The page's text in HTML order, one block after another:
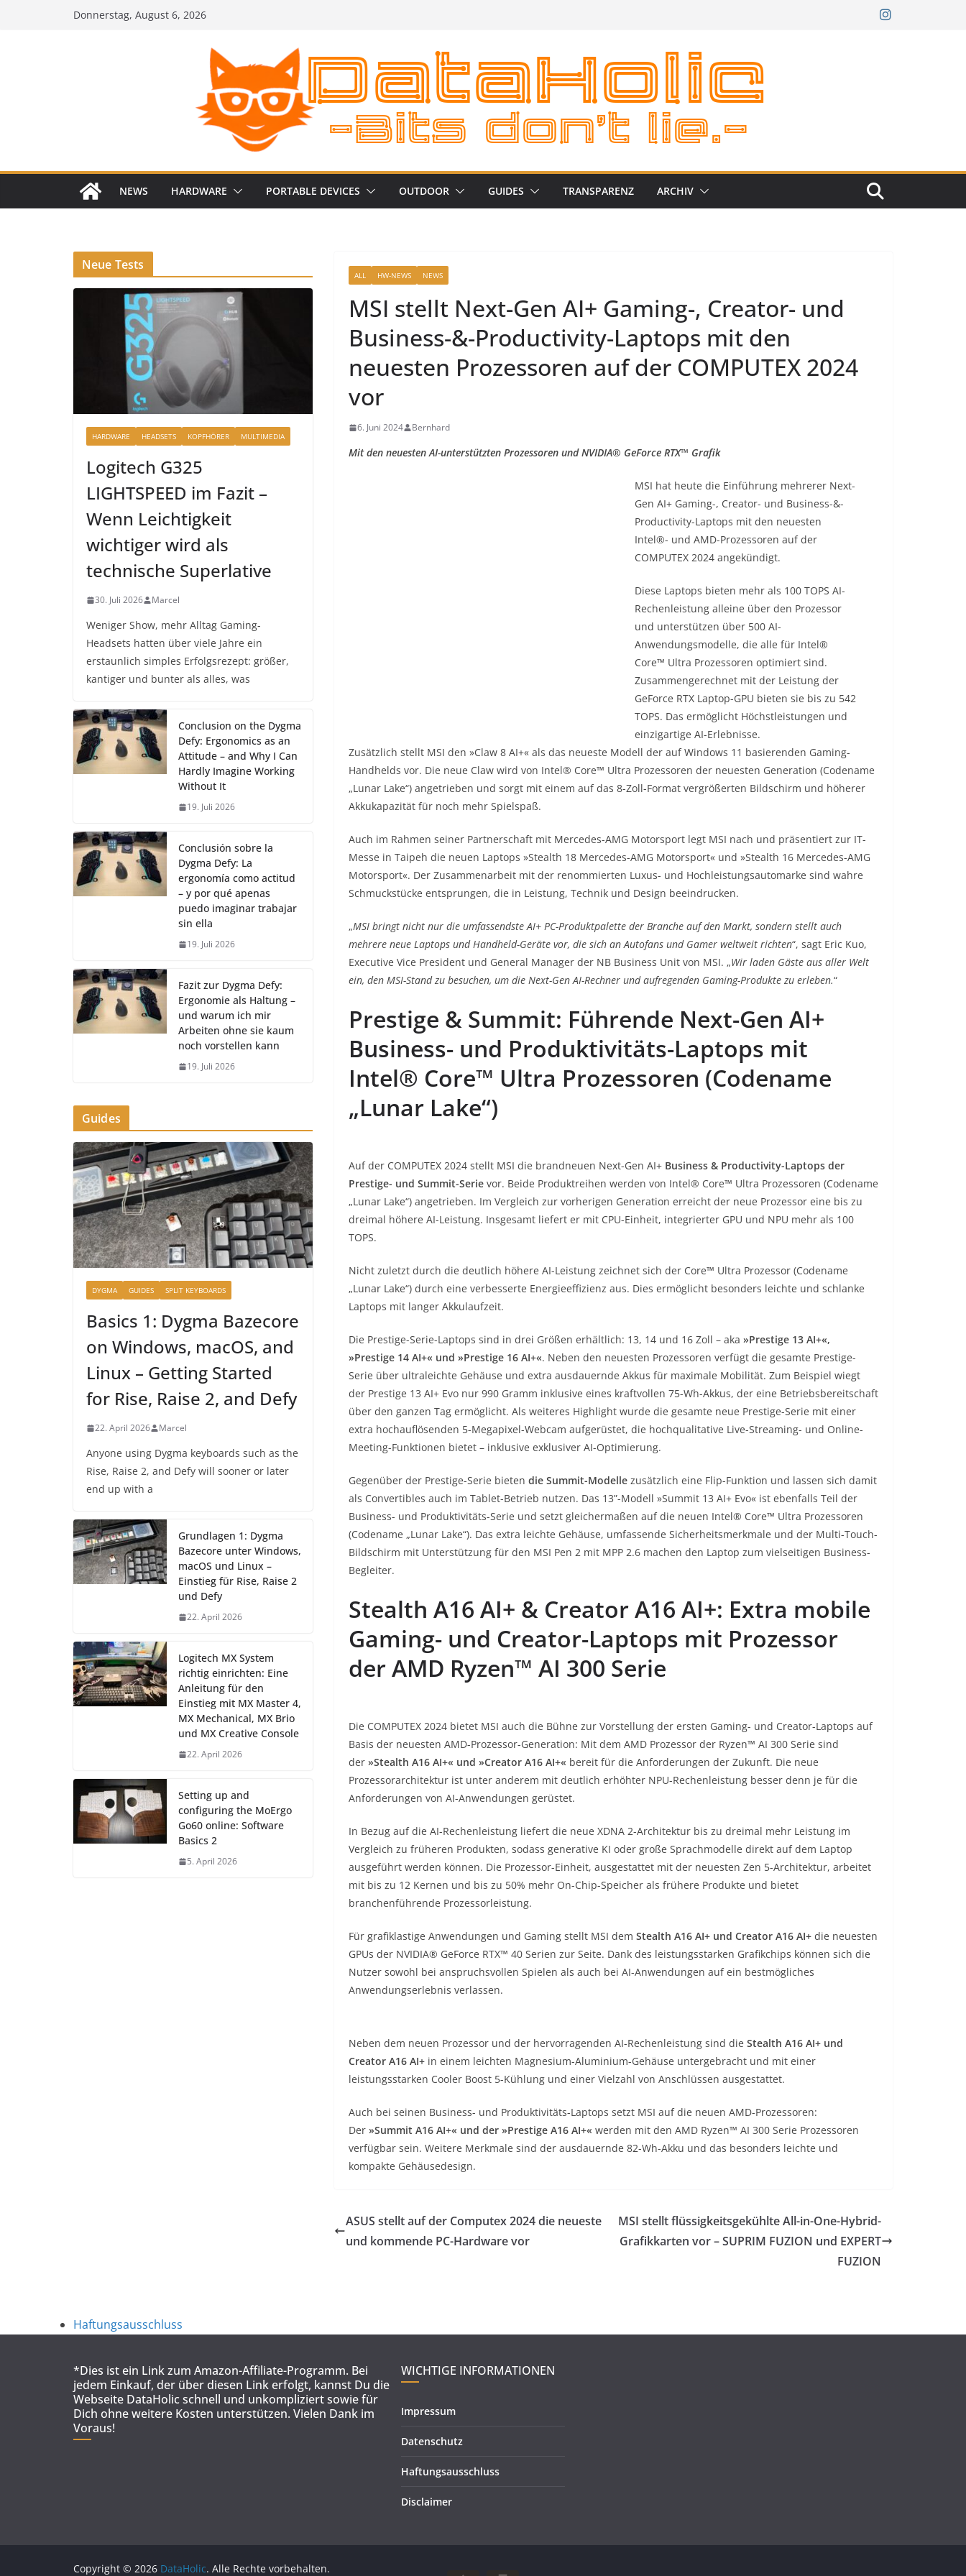
Donnerstag, August 6, 2026
NEWS HARDWARE PORTABLE DEVICES OUTDOOR GUIDES TRANSPARENZ ARCHIV
ALL HW-NEWS NEWS
MSI stellt Next-Gen AI+ Gaming-, Creator- und
Business-&-Productivity-Laptops mit den
neuesten Prozessoren auf der COMPUTEX 2024
vor
6. Juni 2024 Bernhard
Mit den neuesten AI-unterstützten Prozessoren und NVIDIA® GeForce RTX™ Grafik
MSI hat heute die Einführung mehrerer Next-
Gen AI+ Gaming-, Creator- und Business-&-
Productivity-Laptops mit den neuesten
Intel®- und AMD-Prozessoren auf der
COMPUTEX 2024 angekündigt.
Diese Laptops bieten mehr als 100 TOPS AI-
Rechenleistung alleine über den Prozessor
und unterstützen über 500 AI-
Anwendungsmodelle, die alle für Intel®
Core™ Ultra Prozessoren optimiert sind.
Zusammengerechnet mit der Leistung der
GeForce RTX Laptop-GPU bieten sie bis zu 542
TOPS. Das ermöglicht Höchstleistungen und
einzigartige AI-Erlebnisse.
Zusätzlich stellt MSI den »Claw 8 AI+« als das neueste Modell der auf Windows 11 basierenden Gaming-
Handhelds vor. Die neue Claw wird von Intel® Core™ Ultra Prozessoren der neuesten Generation (Codename
„Lunar Lake“) angetrieben und sorgt mit einem auf das 8-Zoll-Format vergrößerten Bildschirm und höherer
Akkukapazität für noch mehr Spielspaß.
Auch im Rahmen seiner Partnerschaft mit Mercedes-AMG Motorsport legt MSI nach und präsentiert zur IT-
Messe in Taipeh die neuen Laptops »Stealth 18 Mercedes-AMG Motorsport« und »Stealth 16 Mercedes-AMG
Motorsport«. Der Zusammenarbeit mit der renommierten Luxus- und Hochleistungsautomarke sind wahre
Schmuckstücke entsprungen, die in Leistung, Technik und Design beeindrucken.
„MSI bringt nicht nur die umfassendste AI+ PC-Produktpalette der Branche auf den Markt, sondern stellt auch
mehrere neue Laptops und Handheld-Geräte vor, die sich an Autofans und Gamer weltweit richten“, sagt Eric Kuo,
Executive Vice President und General Manager der NB Business Unit von MSI. „Wir laden Gäste aus aller Welt
ein, den MSI-Stand zu besuchen, um die Next-Gen AI-Rechner und aufregenden Gaming-Produkte zu erleben.“
Prestige & Summit: Führende Next-Gen AI+
Business- und Produktivitäts-Laptops mit
Intel® Core™ Ultra Prozessoren (Codename
„Lunar Lake“)
Auf der COMPUTEX 2024 stellt MSI die brandneuen Next-Gen AI+ Business & Productivity-Laptops der
Prestige- und Summit-Serie vor. Beide Produktreihen werden von Intel® Core™ Ultra Prozessoren (Codename
„Lunar Lake“) angetrieben. Im Vergleich zur vorherigen Generation erreicht der neue Prozessor eine bis zu
dreimal höhere AI-Leistung. Insgesamt liefert er mit CPU-Einheit, integrierter GPU und NPU mehr als 100
TOPS.
Nicht zuletzt durch die deutlich höhere AI-Leistung zeichnet sich der Core™ Ultra Prozessor (Codename
„Lunar Lake“) durch eine verbesserte Energieeffizienz aus. Dies ermöglicht besonders leichte und schlanke
Laptops mit langer Akkulaufzeit.
Die Prestige-Serie-Laptops sind in drei Größen erhältlich: 13, 14 und 16 Zoll – aka »Prestige 13 AI+«,
»Prestige 14 AI+« und »Prestige 16 AI+«. Neben den neuesten Prozessoren verfügt die gesamte Prestige-
Serie über ultraleichte Gehäuse und extra ausdauernde Akkus für maximale Mobilität. Zum Beispiel wiegt
der Prestige 13 AI+ Evo nur 990 Gramm inklusive eines kraftvollen 75-Wh-Akkus, der eine Betriebsbereitschaft
über den ganzen Tag ermöglicht. Als weiteres Highlight wurde die gesamte neue Prestige-Serie mit einer
extra hochauflösenden 5-Megapixel-Webcam aufgerüstet, die hochqualitative Live-Streaming- und Online-
Meeting-Funktionen bietet – inklusive exklusiver AI-Optimierung.
Gegenüber der Prestige-Serie bieten die Summit-Modelle zusätzlich eine Flip-Funktion und lassen sich damit
als Convertibles auch im Tablet-Betrieb nutzen. Das 13”-Modell »Summit 13 AI+ Evo« ist ebenfalls Teil der
Business- und Produktivitäts-Serie und setzt gleichermaßen auf die neuen Intel® Core™ Ultra Prozessoren
(Codename „Lunar Lake“). Das extra leichte Gehäuse, umfassende Sicherheitsmerkmale und der Multi-Touch-
Bildschirm mit Unterstützung für den MSI Pen 2 mit MPP 2.6 machen den Laptop zum vielseitigen Business-
Begleiter.
Stealth A16 AI+ & Creator A16 AI+: Extra mobile
Gaming- und Creator-Laptops mit Prozessor
der AMD Ryzen™ AI 300 Serie
Die COMPUTEX 2024 bietet MSI auch die Bühne zur Vorstellung der ersten Gaming- und Creator-Laptops auf
Basis der neuesten AMD-Prozessor-Generation: Mit dem AMD Prozessor der Ryzen™ AI 300 Serie sind
der »Stealth A16 AI+« und »Creator A16 AI+« bereit für die Anforderungen der Zukunft. Die neue
Prozessorarchitektur ist unter anderem mit deutlich erhöhter NPU-Rechenleistung besser denn je für die
Anforderungen von AI-Anwendungen gerüstet.
In Bezug auf die AI-Rechenleistung liefert die neue XDNA 2-Architektur bis zu dreimal mehr Leistung im
Vergleich zu früheren Produkten, sodass generative KI oder große Sprachmodelle direkt auf dem Laptop
ausgeführt werden können. Die Prozessor-Einheit, ausgestattet mit der neuesten Zen 5-Architektur, arbeitet
mit bis zu 12 Kernen und bis zu 50% mehr On-Chip-Speicher als frühere Produkte und bietet
branchenführende Prozessorleistung.
Für grafiklastige Anwendungen und Gaming stellt MSI dem Stealth A16 AI+ und Creator A16 AI+ die neuesten
GPUs der NVIDIA® GeForce RTX™ 40 Serien zur Seite. Dank des leistungsstarken Grafikchips können sich die
Nutzer sowohl bei anspruchsvollen Spielen als auch bei AI-Anwendungen auf ein bestmögliches
Anwendungserlebnis verlassen.
Neben dem neuen Prozessor und der hervorragenden AI-Rechenleistung sind die Stealth A16 AI+ und
Creator A16 AI+ in einem leichten Magnesium-Aluminium-Gehäuse untergebracht und mit einer
leistungsstarken Cooler Boost 5-Kühlung und einer Vielzahl von Anschlüssen ausgestattet.
Auch bei seinen Business- und Produktivitäts-Laptops setzt MSI auf die neuen AMD-Prozessoren:
Der »Summit A16 AI+« und der »Prestige A16 AI+« werden mit den AMD Ryzen™ AI 300 Serie Prozessoren
verfügbar sein. Weitere Merkmale sind der ausdauernde 82-Wh-Akku und das besonders leichte und
kompakte Gehäusedesign.
ASUS stellt auf der Computex 2024 die neueste
und kommende PC-Hardware vor
MSI stellt flüssigkeitsgekühlte All-in-One-Hybrid-
Grafikkarten vor – SUPRIM FUZION und EXPERT
FUZION
Neue Tests
HARDWARE HEADSETS KOPFHÖRER MULTIMEDIA
Logitech G325
LIGHTSPEED im Fazit –
Wenn Leichtigkeit
wichtiger wird als
technische Superlative
30. Juli 2026 Marcel
Weniger Show, mehr Alltag Gaming-
Headsets hatten über viele Jahre ein
erstaunlich simples Erfolgsrezept: größer,
kantiger und bunter als alles, was
Conclusion on the Dygma
Defy: Ergonomics as an
Attitude – and Why I Can
Hardly Imagine Working
Without It
19. Juli 2026
Conclusión sobre la
Dygma Defy: La
ergonomía como actitud
– y por qué apenas
puedo imaginar trabajar
sin ella
19. Juli 2026
Fazit zur Dygma Defy:
Ergonomie als Haltung –
und warum ich mir
Arbeiten ohne sie kaum
noch vorstellen kann
19. Juli 2026
Guides
DYGMA GUIDES SPLIT KEYBOARDS
Basics 1: Dygma Bazecore
on Windows, macOS, and
Linux – Getting Started
for Rise, Raise 2, and Defy
22. April 2026 Marcel
Anyone using Dygma keyboards such as the
Rise, Raise 2, and Defy will sooner or later
end up with a
Grundlagen 1: Dygma
Bazecore unter Windows,
macOS und Linux –
Einstieg für Rise, Raise 2
und Defy
22. April 2026
Logitech MX System
richtig einrichten: Eine
Anleitung für den
Einstieg mit MX Master 4,
MX Mechanical, MX Brio
und MX Creative Console
22. April 2026
Setting up and
configuring the MoErgo
Go60 online: Software
Basics 2
5. April 2026
Haftungsausschluss
*Dies ist ein Link zum Amazon-Affiliate-Programm. Bei
jedem Einkauf, der über diesen Link erfolgt, kannst Du die
Webseite DataHolic schnell und unkompliziert sowie für
Dich ohne weitere Kosten unterstützen. Vielen Dank im
Voraus!
WICHTIGE INFORMATIONEN
Impressum
Datenschutz
Haftungsausschluss
Disclaimer
Copyright © 2026 DataHolic. Alle Rechte vorbehalten.